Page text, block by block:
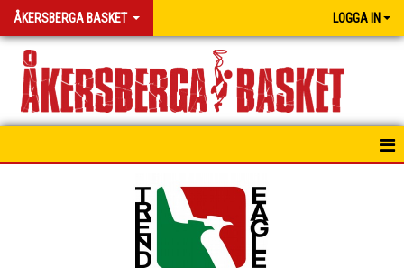
ÅKERSBERGA BASKET LOGGA IN
ÅKERSBERGA BASKET KLUBBSHOP